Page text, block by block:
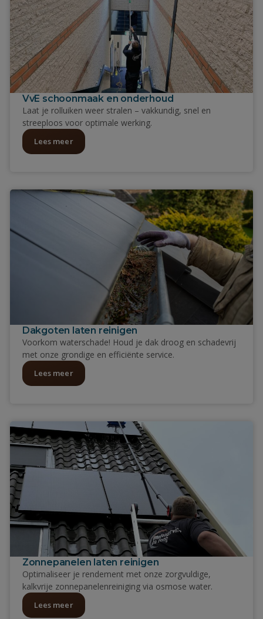
VvE schoonmaak en onderhoud
Laat je rolluiken weer stralen – vakkundig, snel en
streeploos voor optimale werking.
Lees meer
Dakgoten laten reinigen
Voorkom waterschade! Houd je dak droog en schadevrij
met onze grondige en efficiënte service.
Lees meer
Zonnepanelen laten reinigen
Optimaliseer je rendement met onze zorgvuldige,
kalkvrije zonnepanelenreiniging via osmose water.
Lees meer